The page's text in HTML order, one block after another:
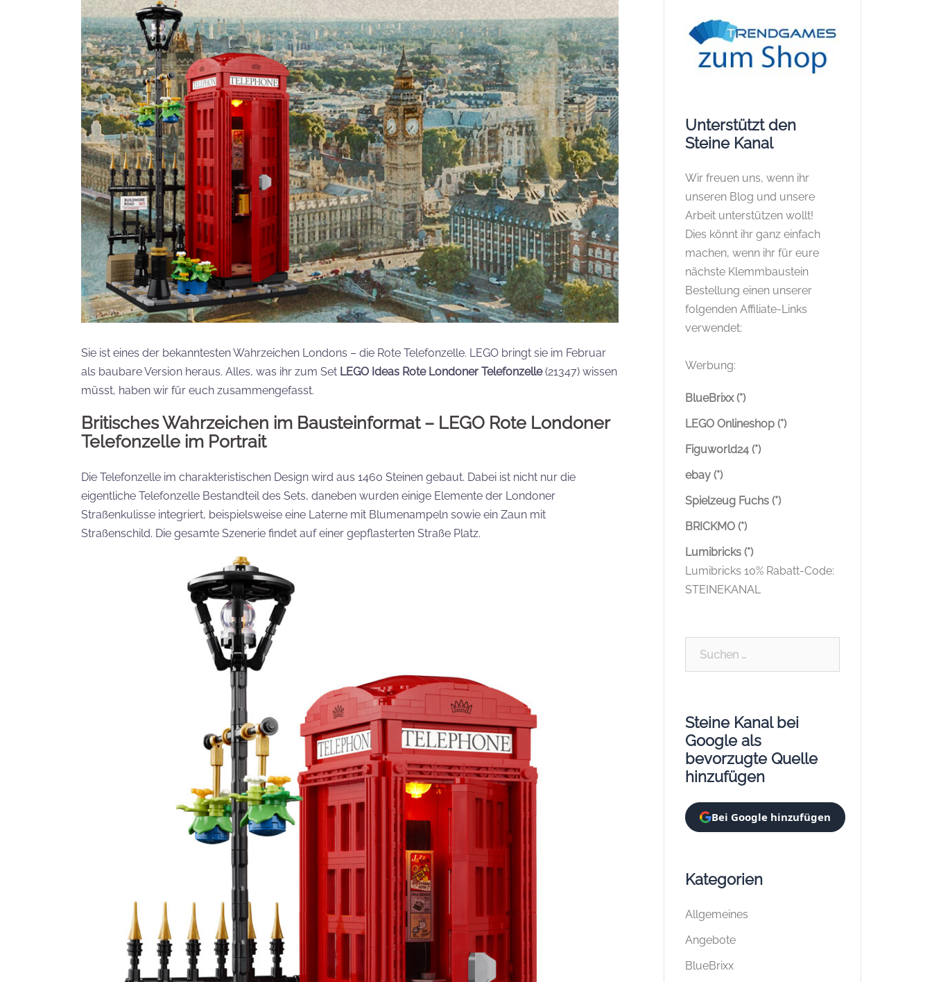
Sie ist eines der bekanntesten Wahrzeichen Londons – die Rote Telefonzelle. LEGO bringt sie im Februar
als baubare Version heraus. Alles, was ihr zum Set LEGO Ideas Rote Londoner Telefonzelle(21347) wissen
müsst, haben wir für euch zusammengefasst.
Britisches Wahrzeichen im Bausteinformat – LEGO Rote Londoner
Telefonzelle im Portrait
Die Telefonzelle im charakteristischen Design wird aus 1460 Steinen gebaut. Dabei ist nicht nur die
eigentliche Telefonzelle Bestandteil des Sets, daneben wurden einige Elemente der Londoner
Straßenkulisse integriert, beispielsweise eine Laterne mit Blumenampeln sowie ein Zaun mit
Straßenschild. Die gesamte Szenerie findet auf einer gepflasterten Straße Platz.
Unterstützt den
Steine Kanal
Wir freuen uns, wenn ihr
unseren Blog und unsere
Arbeit unterstützen wollt!
Dies könnt ihr ganz einfach
machen, wenn ihr für eure
nächste Klemmbaustein
Bestellung einen unserer
folgenden Affiliate-Links
verwendet:
Werbung:
BlueBrixx (*)
LEGO Onlineshop (*)
Figuworld24 (*)
ebay (*)
Spielzeug Fuchs (*)
BRICKMO (*)
Lumibricks (*)
Lumibricks 10% Rabatt-Code:
STEINEKANAL
Steine Kanal bei
Google als
bevorzugte Quelle
hinzufügen
Bei Google hinzufügen
Kategorien
Allgemeines
Angebote
BlueBrixx